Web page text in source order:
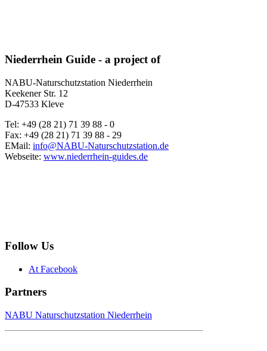
Niederrhein Guide - a project of
NABU-Naturschutzstation Niederrhein
Keekener Str. 12
D-47533 Kleve
Tel: +49 (28 21) 71 39 88 - 0
Fax: +49 (28 21) 71 39 88 - 29
EMail: info@NABU-Naturschutzstation.de
Webseite: www.niederrhein-guides.de
Follow Us
At Facebook
Partners
NABU Naturschutzstation Niederrhein